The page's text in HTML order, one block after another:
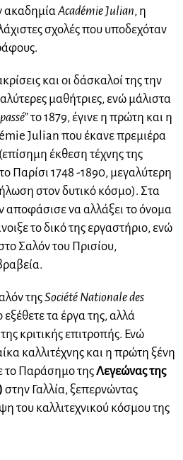
ακαδημία Académie Julian, η
σχολές που υποδεχόταν
και οι δάσκαλοί της την
μαθήτριες, ενώ μάλιστα
το 1879, έγινε η πρώτη και η
Julian που έκανε πρεμιέρα
έκθεση τέχνης της
Παρίσι 1748 -1890, μεγαλύτερη
στον δυτικό κόσμο). Στα
αποφάσισε να αλλάξει το όνομα
το δικό της εργαστήριο, ενώ
Σαλόν του Πρισίου,
τηςSociété Nationale des
εξέθετε τα έργα της, αλλά
κριτικής επιτροπής. Ενώ
καλλιτέχνης και η πρώτη ξένη
το Παράσημο τηςΛεγεώνας της
στην Γαλλία, ξεπερνώντας
του καλλιτεχνικού κόσμου της